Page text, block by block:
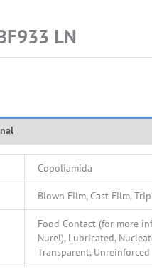
LN
Copoliamida
Blown Film, Cast Film,
Food Contact (for more
Nurel), Lubricated,
Transparent, Unreinforced